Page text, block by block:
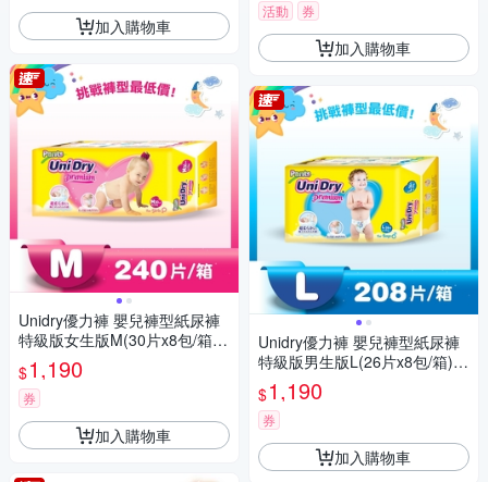
加入購物車
Unidry優力褲 嬰兒褲型紙尿褲
特級版女生版M(30片x8包/箱)
(嬰兒紙尿褲 褲型紙尿褲)
$1,190
券
加入購物車
活動 券
加入購物車
Unidry優力褲 嬰兒褲型紙尿褲
特級版男生版L(26片x8包/箱)
(嬰兒紙尿褲 褲型紙尿褲)
$1,190
券
加入購物車